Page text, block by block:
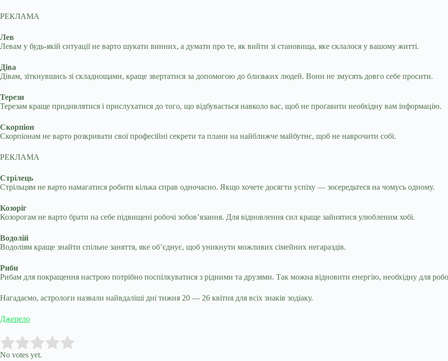
РЕКЛАМА
Лев
Левам у будь-якій ситуації не варто шукати винних, а думати про те, як вийти зі становища, яке склалося у вашому житті.
Діва
Дівам, зіткнувшись зі складнощами, краще звертатися за допомогою до близьких людей. Вони не змусять довго себе просити.
Терези
Терезам краще придивлятися і прислухатися до того, що відбувається навколо вас, щоб не проґавити необхідну вам інформацію.
Скорпіон
Скорпіонам не варто розкривати свої професійні секрети та плани на найближче майбутнє, щоб не наврочити собі.
РЕКЛАМА
Стрілець
Стрільцям не варто намагатися робити кілька справ одночасно. Якщо хочете досягти успіху — зосередьтеся на чомусь одному.
Козоріг
Козорогам не варто брати на себе підвищені робочі зобов’язання. Для відновлення сил краще зайнятися улюбленим хобі.
Водолій
Водоліям краще знайти спільне заняття, яке об’єднує, щоб уникнути можливих сімейних негараздів.
Риби
Рибам для покращення настрою потрібно поспілкуватися з рідними та друзями. Так можна відновити енергію, необхідну для
Нагадаємо, астрологи назвали найвдаліші дні тижня 20 — 26 квітня для всіх знаків зодіаку.
Джерело
Rate this item:
No votes yet.